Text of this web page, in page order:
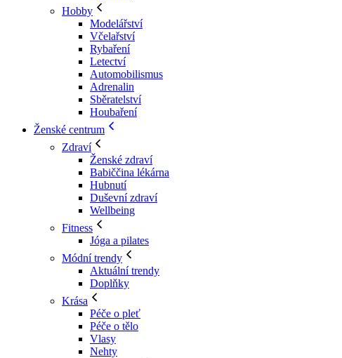
Hobby
Modelářství
Včelařství
Rybaření
Letectví
Automobilismus
Adrenalin
Sběratelství
Houbaření
Ženské centrum
Zdraví
Ženské zdraví
Babiččina lékárna
Hubnutí
Duševní zdraví
Wellbeing
Fitness
Jóga a pilates
Módní trendy
Aktuální trendy
Doplňky
Krása
Péče o pleť
Péče o tělo
Vlasy
Nehty